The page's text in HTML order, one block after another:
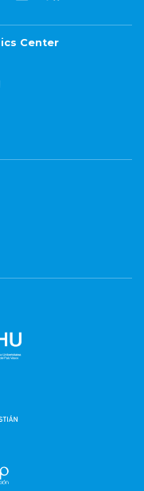
Center